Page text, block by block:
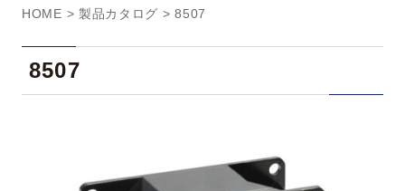
n
HOME > 製品カタログ > 8507
8507